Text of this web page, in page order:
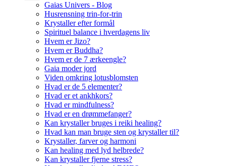
Gaias Univers - Blog
Husrensning trin-for-trin
Krystaller efter formål
Spirituel balance i hverdagens liv
Hvem er Jizo?
Hvem er Buddha?
Hvem er de 7 ærkeengle?
Gaia moder jord
Viden omkring lotusblomsten
Hvad er de 5 elementer?
Hvad er et ankhkors?
Hvad er mindfulness?
Hvad er en drømmefanger?
Kan krystaller bruges i reiki healing?
Hvad kan man bruge sten og krystaller til?
Krystaller, farver og harmoni
Kan healing med lyd helbrede?
Kan krystaller fjerne stress?